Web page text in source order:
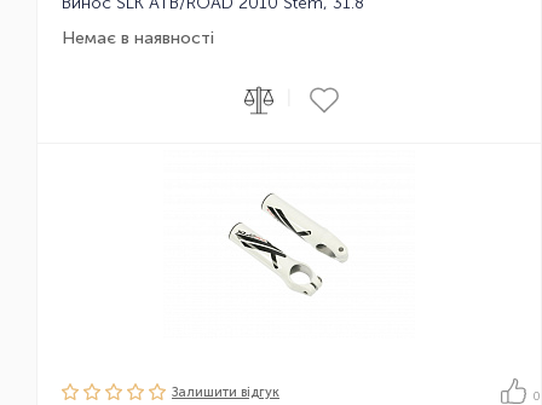
Немає в наявності
Залишити вiдгук 0